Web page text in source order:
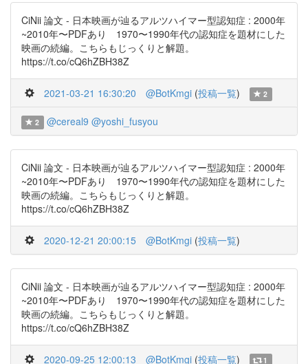
CiNii 論文 - 日本映画が辿るアルツハイマー型認知症 : 2000年
~2010年〜PDFあり 1970〜1990年代の認知症を題材にした
映画の続編。こちらもじっくりと解題。
https://t.co/cQ6hZBH38Z
2021-03-21 16:30:20 @BotKmgi (投稿一覧) 2
2 @cereal9 @yoshi_fusyou
CiNii 論文 - 日本映画が辿るアルツハイマー型認知症 : 2000年
~2010年〜PDFあり 1970〜1990年代の認知症を題材にした
映画の続編。こちらもじっくりと解題。
https://t.co/cQ6hZBH38Z
2020-12-21 20:00:15 @BotKmgi (投稿一覧)
CiNii 論文 - 日本映画が辿るアルツハイマー型認知症 : 2000年
~2010年〜PDFあり 1970〜1990年代の認知症を題材にした
映画の続編。こちらもじっくりと解題。
https://t.co/cQ6hZBH38Z
2020-09-25 12:00:13 @BotKmgi (投稿一覧) 1